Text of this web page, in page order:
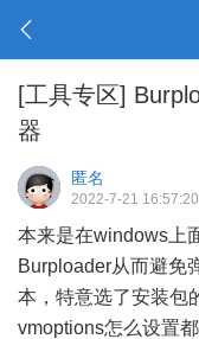
[工具专区]
器
匿名
2022-7-21 16:57:20
本来是在windows上
Burploader从而避免
本，特意选了安装包
vmoptions怎么设置